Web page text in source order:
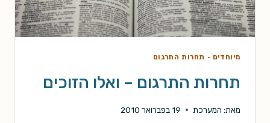
מיוחדים · תחרות התרגום
תחרות התרגום – ואלו הזוכים
מאת: המערכת 19 בפברואר 2010